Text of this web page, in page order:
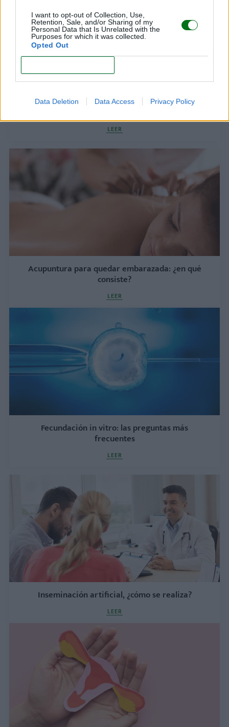
I want to opt-out of Collection, Use,
Retention, Sale, and/or Sharing of my
Personal Data that Is Unrelated with the
Purposes for which it was collected.
Opted Out
Data Deletion Data Access Privacy Policy
¿Problemas para quedar embarazada de tu
LEER
Acupuntura para quedar embarazada: ¿en qué
consiste?
LEER
Fecundación in vitro: las preguntas más
frecuentes
LEER
Inseminación artificial, ¿cómo se realiza?
LEER